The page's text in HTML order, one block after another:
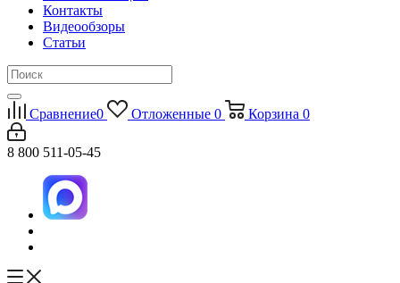
Контакты
Видеообзоры
Статьи
Сравнение0 Отложенные 0 Корзина 0
8 800 511-05-45